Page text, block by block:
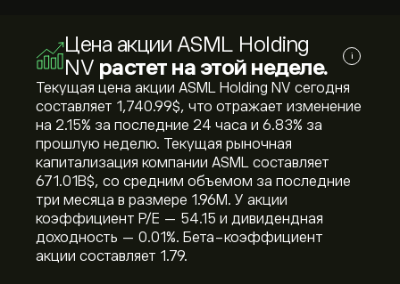
Цена акции ASML Holding
NV растет на этой неделе. i
Текущая цена акции ASML Holding NV сегодня
составляет 1,740.99‎$‎, что отражает изменение
на ‎2.15‎% за последние 24 часа и ‎6.83‎% за
прошлую неделю. Текущая рыночная
капитализация компании ASML составляет
671.01B‎$‎, со средним объемом за последние
три месяца в размере 1.96M. У акции
коэффициент P/E — 54.15 и дивидендная
доходность — 0.01%. Бета-коэффициент
акции составляет 1.79.